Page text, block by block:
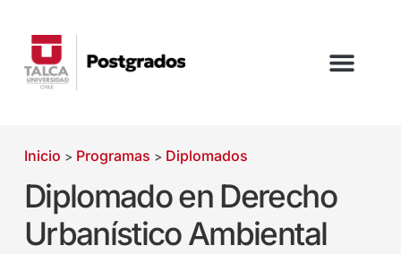
Inicio > Programas > Diplomados
Diplomado en Derecho
Urbanístico Ambiental